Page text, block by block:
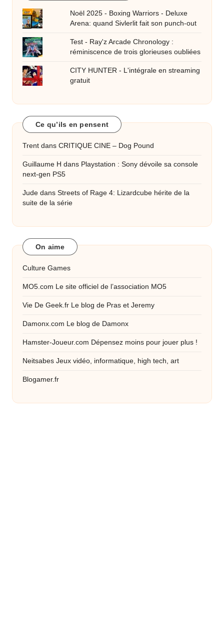
Noël 2025 - Boxing Warriors - Deluxe
Arena: quand Sivlerlit fait son punch-out
Test - Ray'z Arcade Chronology :
réminiscence de trois glorieuses oubliées
CITY HUNTER - L'intégrale en streaming
gratuit
Ce qu’ils en pensent
Trent dans CRITIQUE CINE – Dog Pound
Guillaume H dans Playstation : Sony dévoile sa console
next-gen PS5
Jude dans Streets of Rage 4: Lizardcube hérite de la
suite de la série
On aime
Culture Games
MO5.com Le site officiel de l’association MO5
Vie De Geek.fr Le blog de Pras et Jeremy
Damonx.com Le blog de Damonx
Hamster-Joueur.com Dépensez moins pour jouer plus !
Neitsabes Jeux vidéo, informatique, high tech, art
Blogamer.fr